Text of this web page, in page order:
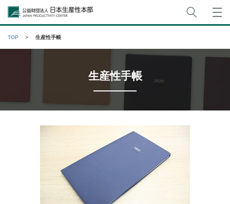
公益財団法人日本生産性本部
TOP 生産性手帳
生産性手帳